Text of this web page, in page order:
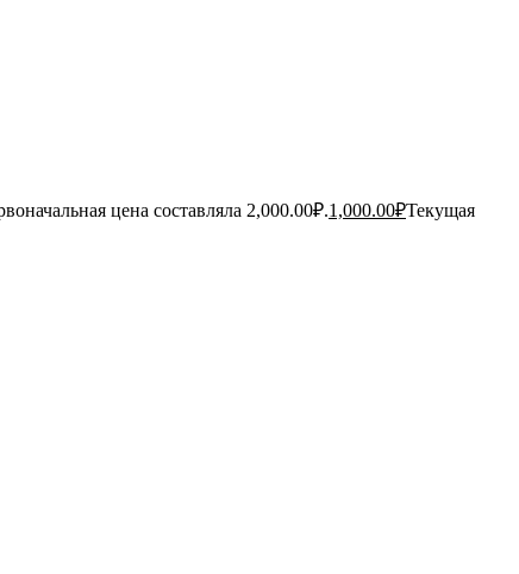
цена составляла 2,000.00₽.1,000.00₽Текущая